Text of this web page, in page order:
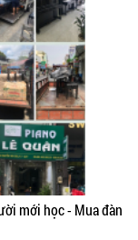
mới học - Mua đàn